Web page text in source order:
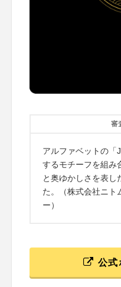
審
アルファベットの「
するモチーフを組み
と奥ゆかしさを表し
た。（株式会社ニト
ー）
公式